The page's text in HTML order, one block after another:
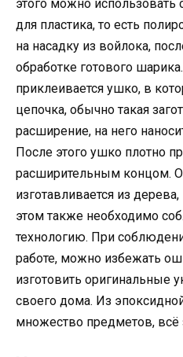
этого можно использовать
для пластика, то есть
на насадку из войлока,
обработке готового
приклеивается ушко, в
цепочка, обычно такая
расширение, на него
После этого ушко плотно
расширительным концом.
изготавливается из
этом также необходимо
технологию. При
работе, можно избежать
изготовить оригинальные
своего дома. Из
множество предметов, всё